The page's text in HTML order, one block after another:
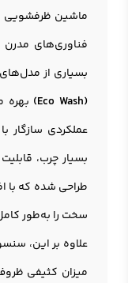
فناوری‌های مدرن
بسیاری از
(Eco Wash)
بهره
عملکردی سازگار
بسیار چرب،
طراحی شده که با
سخت را به‌طور
علاوه بر این،
میزان کثیفی